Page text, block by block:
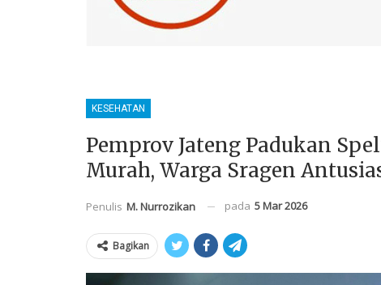
KESEHATAN
Pemprov Jateng Padukan
Murah, Warga Sragen
Penulis M. Nurrozikan pada 5 Mar 2026
Bagikan